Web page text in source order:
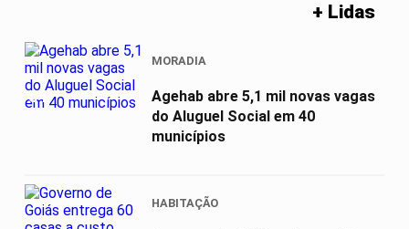
+ Lidas
01
MORADIA
Agehab abre 5,1 mil novas vagas
do Aluguel Social em 40
municípios
HABITAÇÃO